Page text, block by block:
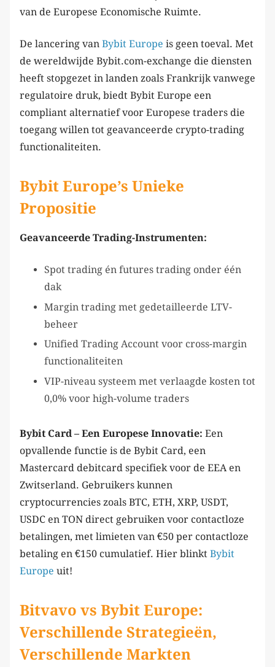
van de Europese Economische Ruimte.
De lancering van Bybit Europe is geen toeval. Met
de wereldwijde Bybit.com-exchange die diensten
heeft stopgezet in landen zoals Frankrijk vanwege
regulatoire druk, biedt Bybit Europe een
compliant alternatief voor Europese traders die
toegang willen tot geavanceerde crypto-trading
functionaliteiten.
Bybit Europe’s Unieke
Propositie
Geavanceerde Trading-Instrumenten:
Spot trading én futures trading onder één
dak
Margin trading met gedetailleerde LTV-
beheer
Unified Trading Account voor cross-margin
functionaliteiten
VIP-niveau systeem met verlaagde kosten tot
0,0% voor high-volume traders
Bybit Card – Een Europese Innovatie: Een
opvallende functie is de Bybit Card, een
Mastercard debitcard specifiek voor de EEA en
Zwitserland. Gebruikers kunnen
cryptocurrencies zoals BTC, ETH, XRP, USDT,
USDC en TON direct gebruiken voor contactloze
betalingen, met limieten van €50 per contactloze
betaling en €150 cumulatief. Hier blinkt Bybit
Europe uit!
Bitvavo vs Bybit Europe:
Verschillende Strategieën,
Verschillende Markten